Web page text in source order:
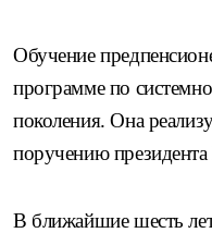
Обучение
программе по
поколения. Она
поручению
В ближайшие шесть